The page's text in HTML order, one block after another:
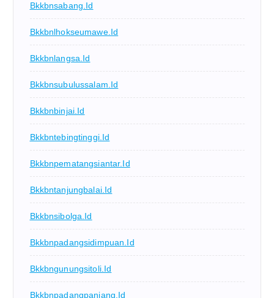
Bkkbnsabang.id
Bkkbnlhokseumawe.id
Bkkbnlangsa.id
Bkkbnsubulussalam.id
Bkkbnbinjai.id
Bkkbntebingtinggi.id
Bkkbnpematangsiantar.id
Bkkbntanjungbalai.id
Bkkbnsibolga.id
Bkkbnpadangsidimpuan.id
Bkkbngunungsitoli.id
Bkkbnpadangpanjang.id